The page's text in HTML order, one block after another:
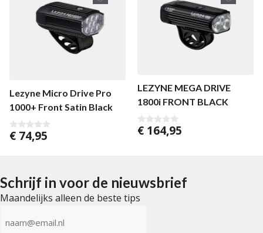
Lezyne Micro Drive Pro
1000+ Front Satin Black
0
€ 74,95
LEZYNE MEGA DRIVE
1800i FRONT BLACK
0
€ 164,95
Schrijf in voor de nieuwsbrief
Maandelijks alleen de beste tips
mailadres